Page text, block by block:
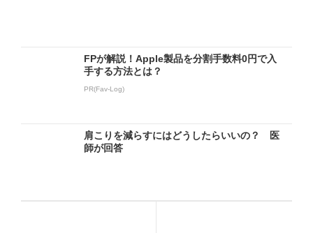
FPが解説！Apple製品を分割手数料0円で入
手する方法とは？
PR(Fav-Log)
肩こりを減らすにはどうしたらいいの？ 医
師が回答